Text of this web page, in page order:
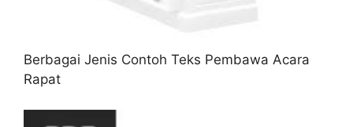
Berbagai Jenis Contoh Teks Pembawa Acara
Rapat